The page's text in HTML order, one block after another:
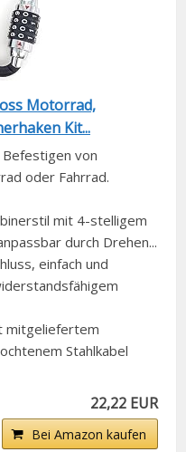
Motorrad,
Kit...
von
oder Fahrrad.
mit 4-stelligem
durch Drehen...
einfach und
mitgeliefertem
Stahlkabel
22,22 EUR
Bei Amazon kaufen